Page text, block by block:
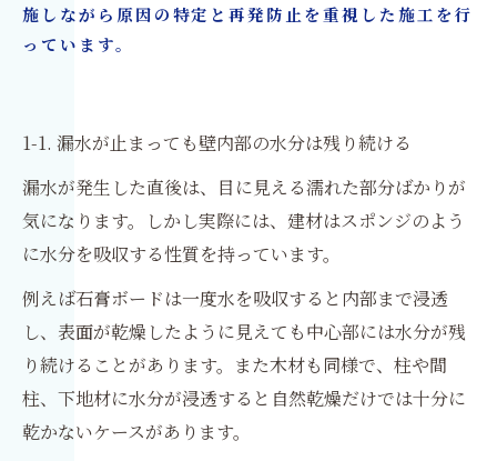
取リフォーム名古屋へ
施しながら原因の特定と再発防止を重視した施工を行
っています。
1-1. 漏水が止まっても壁内部の水分は残り続ける
漏水が発生した直後は、目に見える濡れた部分ばかりが
気になります。しかし実際には、建材はスポンジのよう
に水分を吸収する性質を持っています。
例えば石膏ボードは一度水を吸収すると内部まで浸透
し、表面が乾燥したように見えても中心部には水分が残
り続けることがあります。また木材も同様で、柱や間
柱、下地材に水分が浸透すると自然乾燥だけでは十分に
乾かないケースがあります。